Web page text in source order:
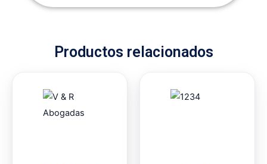
Productos relacionados